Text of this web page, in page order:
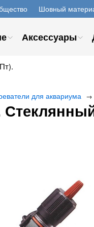
Шовный
Аксессуары
для аквариума →